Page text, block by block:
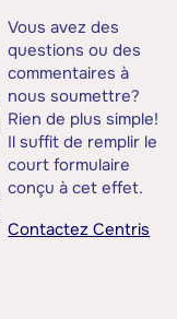
Vous avez des
questions ou des
commentaires à
nous soumettre?
Rien de plus simple!
Il suffit de remplir le
court formulaire
conçu à cet effet.
Contactez Centris